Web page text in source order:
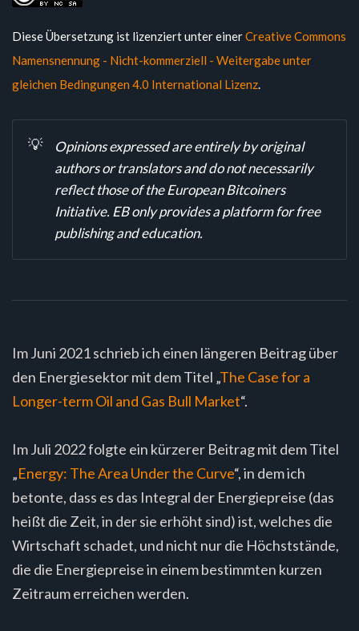
Diese Übersetzung ist lizenziert unter einerCreative Commons
Namensnennung - Nicht-kommerziell - Weitergabe unter
gleichen Bedingungen 4.0 International Lizenz.
💡
Opinions expressed are entirely by original
authors or translators and do not necessarily
reflect those of the European Bitcoiners
Initiative. EB only provides a platform for free
publishing and education.
Im Juni 2021 schrieb ich einen längeren Beitrag über
den Energiesektor mit dem Titel „The Case for a
Longer-term Oil and Gas Bull Market“.
Im Juli 2022 folgte ein kürzerer Beitrag mit dem Titel
„Energy: The Area Under the Curve“, in dem ich
betonte, dass es das Integral der Energiepreise (das
heißt die Zeit, in der sie erhöht sind) ist, welches die
Wirtschaft schadet, und nicht nur die Höchststände,
die die Energiepreise in einem bestimmten kurzen
Zeitraum erreichen werden.